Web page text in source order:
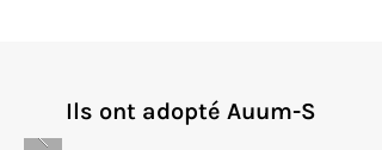
Ils ont adopté Auum-S